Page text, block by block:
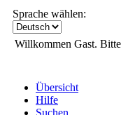
Sprache wählen:
Willkommen Gast. Bitte
Übersicht
Hilfe
Suchen